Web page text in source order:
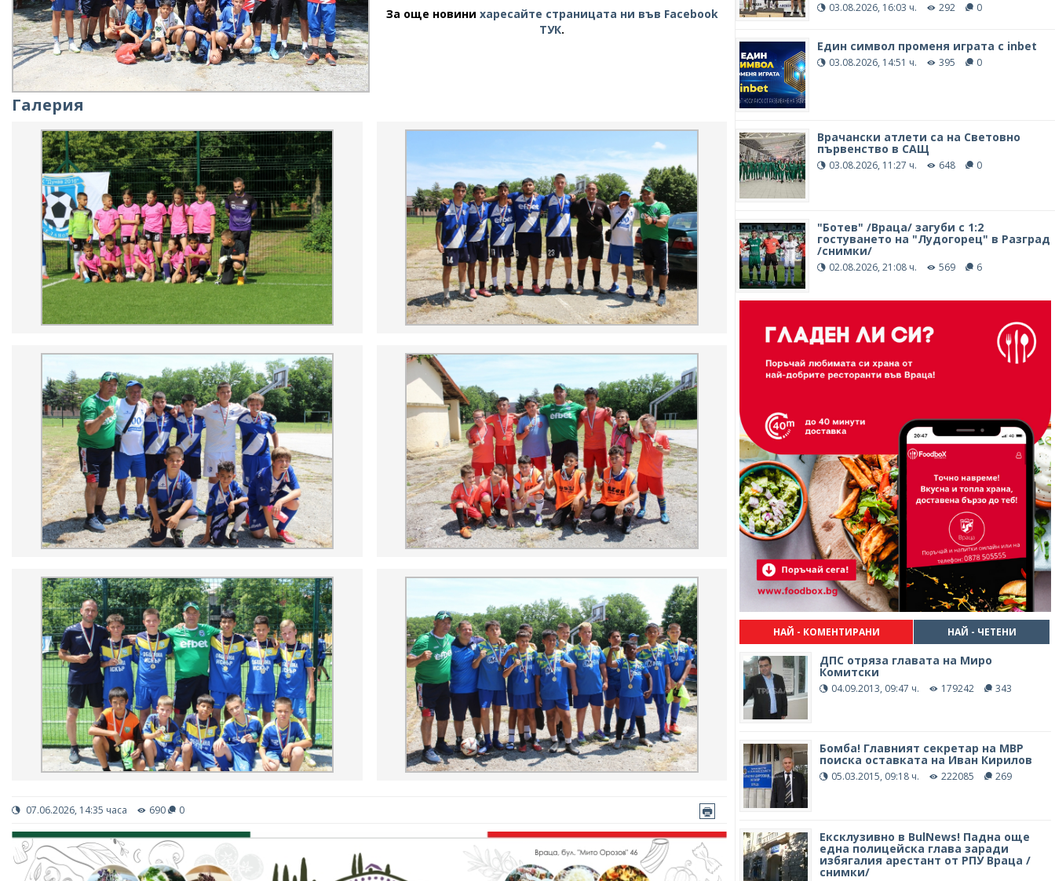
За още новини харесайте страницата ни във Facebook
ТУК.
Галерия
07.06.2026, 14:35 часа 690 0
03.08.2026, 16:03 ч. 292 0
Един символ променя играта с inbet
03.08.2026, 14:51 ч. 395 0
Врачански атлети са на Световно
първенство в САЩ
03.08.2026, 11:27 ч. 648 0
"Ботев" /Враца/ загуби с 1:2
гостуването на "Лудогорец" в Разград
/снимки/
02.08.2026, 21:08 ч. 569 6
НАЙ - КОМЕНТИРАНИ НАЙ - ЧЕТЕНИ
ДПС отряза главата на Миро
Комитски
04.09.2013, 09:47 ч. 179242 343
Бомба! Главният секретар на МВР
поиска оставката на Иван Кирилов
05.03.2015, 09:18 ч. 222085 269
Ексклузивно в BulNews! Падна още
една полицейска глава заради
избягалия арестант от РПУ Враца /
снимки/